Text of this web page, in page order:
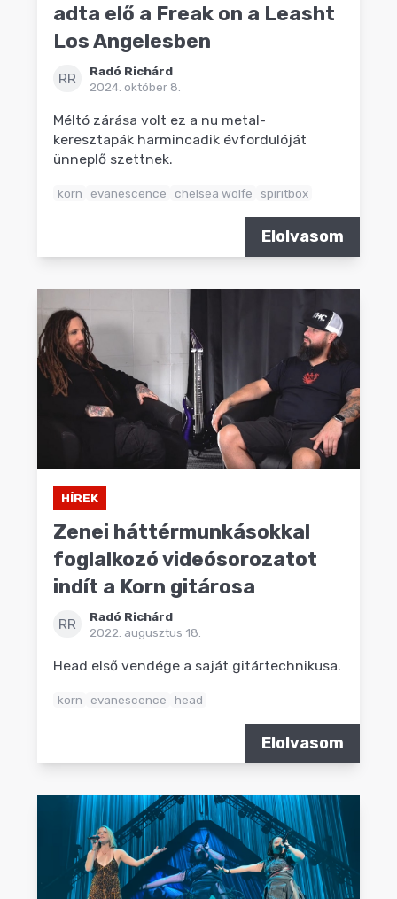
adta elő a Freak on a Leasht
Los Angelesben
RR
Radó Richárd
2024. október 8.
Méltó zárása volt ez a nu metal-
keresztapák harmincadik évfordulóját
ünneplő szettnek.
korn evanescence chelsea wolfe spiritbox
Elolvasom
HÍREK
Zenei háttérmunkásokkal
foglalkozó videósorozatot
indít a Korn gitárosa
RR
Radó Richárd
2022. augusztus 18.
Head első vendége a saját gitártechnikusa.
korn evanescence head
Elolvasom